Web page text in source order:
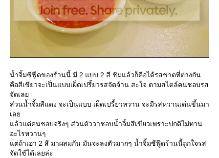
น้ำจิ้มซีฟู๊ดของร้านนี้ มี 2 แบบ 2 สี ชิมแล้วก็คือได้รสชาตที่ต่างกัน
คือสีเขียวจะเป็นแบบเผ็ดเปรี้ยวรสจัดจ้าน สะใจ ตามสไตล์คนชอบรส
จัดเล
ส่วนน้ำจิ้มสีแดง จะเป็นแบบ เผ็ดเปรี้ยวหวาน จะมีรสหวานเด่นขึ้นมา
เล
ล้วแต่คนชอบจริงๆ ส่วนตัววาชอบน้ำจิ้มสีเขียวเพราะปกติไม่ทาน
อะไรหวานๆ
ต่ถ้าเอา 2 สี มาผสมกัน มันจะลงตัวมากๆ น้ำจิ้มซีฟู๊ดร้านนี้ถูกใจรส
จัดใช้ได้เลยล่ะ